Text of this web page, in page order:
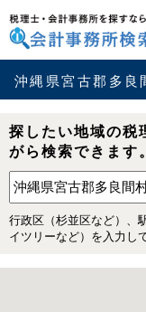
税理士・会計事務所を
事務所検索エンジン
沖縄県宮古郡多良
探したい地域の税
がら検索できます。
行政区（杉並区など）、
イツリーなど）を入力し